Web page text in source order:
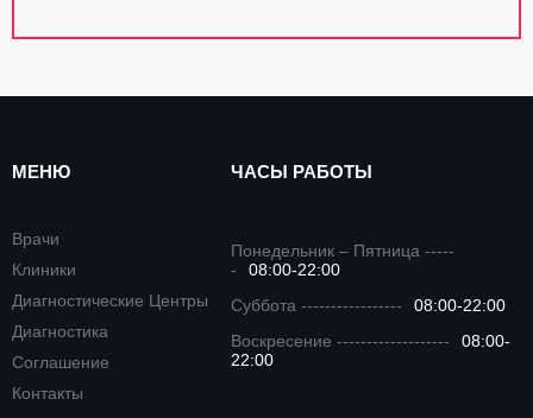
МЕНЮ
Врачи
Клиники
Диагностические Центры
Диагностика
Соглашение
Контакты
ЧАСЫ РАБОТЫ
Понедельник – Пятница -----
-
08:00-22:00
Суббота -----------------
08:00-22:00
Воскресение -------------------
08:00-
22:00